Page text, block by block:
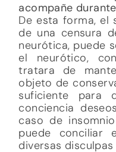
acompañe
De esta forma, el
de una censura
neurótica, puede
el neurótico,
tratara de
objeto de
suficiente para
conciencia
caso de
puede conciliar
diversas